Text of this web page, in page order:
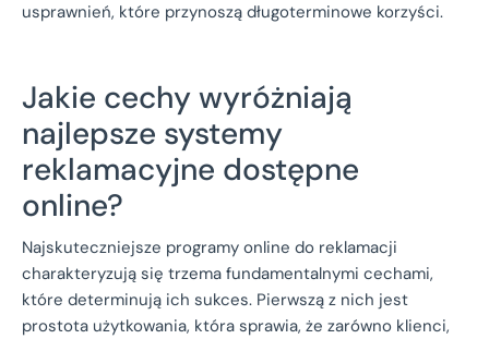
usprawnień, które przynoszą długoterminowe korzyści.
Jakie cechy wyróżniają
najlepsze systemy
reklamacyjne dostępne
online?
Najskuteczniejsze programy online do reklamacji
charakteryzują się trzema fundamentalnymi cechami,
które determinują ich sukces. Pierwszą z nich jest
prostota użytkowania, która sprawia, że zarówno klienci,